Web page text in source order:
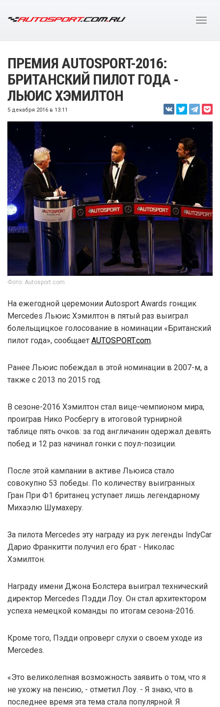
ПРЕМИЯ AUTOSPORT-2016:
БРИТАНСКИЙ ПИЛОТ ГОДА -
ЛЬЮИС ХЭМИЛТОН
5 декабря 2016 в 13:11
Фото: Autosport.com
На ежегодной церемонии Autosport Awards гонщик
Mercedes Льюис Хэмилтон в пятый раз выиграл
болельщицкое голосование в номинации «Британский
пилот года», сообщает AUTOSPORT.com.
Ранее Льюис побеждал в этой номинации в 2007-м, а
также с 2013 по 2015 год.
В сезоне-2016 Хэмилтон стал вице-чемпионом мира,
проиграв Нико Росбергу в итоговой турнирной
таблице пять очков: за год англичанин одержал девять
побед и 12 раз начинал гонки с поул-позиции.
После этой кампании в активе Льюиса стало
совокупно 53 победы. По количеству выигранных
Гран При Ф1 британец уступает лишь легендарному
Михаэлю Шумахеру.
За пилота Mercedes эту награду из рук легенды IndyCar
Дарио Франкитти получил его брат - Николас
Хэмилтон.
Награду имени Джона Болстера выиграл технический
директор Mercedes Пэдди Лоу. Он стал архитектором
успеха немецкой команды по итогам сезона-2016.
Кроме того, Пэдди опроверг слухи о своем уходе из
Mercedes.
«Это великолепная возможность заявить о том, что я
не ухожу на пенсию, - отметил Лоу. - Я знаю, что в
последнее время эта тема стала популярной. Я